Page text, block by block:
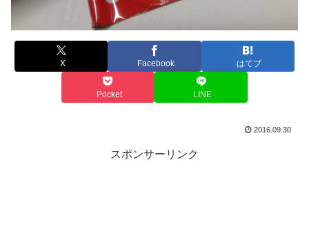
X Facebook はてブ
Pocket LINE
2016.09.30
スポンサーリンク